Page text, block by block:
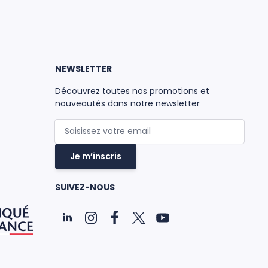
NEWSLETTER
Découvrez toutes nos promotions et
nouveautés dans notre newsletter
Adresse mail
Je m’inscris
SUIVEZ-NOUS